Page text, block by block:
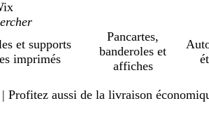
et supports
imprimés
Pancartes,
banderoles et
affiches
Profitez aussi de la livraison